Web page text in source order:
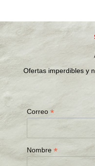
Ofertas imperdibles y
Correo*
Nombre*